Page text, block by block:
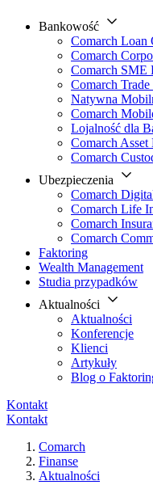
Bankowość
Comarch Loan
Comarch
Comarch SME
Comarch Trade
Natywna
Comarch
Lojalność dla
Comarch Asset
Comarch
Ubezpieczenia
Comarch
Comarch Life
Comarch
Comarch
Faktoring
Wealth Management
Studia przypadków
Aktualności
Aktualności
Konferencje
Klienci
Artykuły
Blog o
Kontakt
Kontakt
Comarch
Finanse
Aktualności